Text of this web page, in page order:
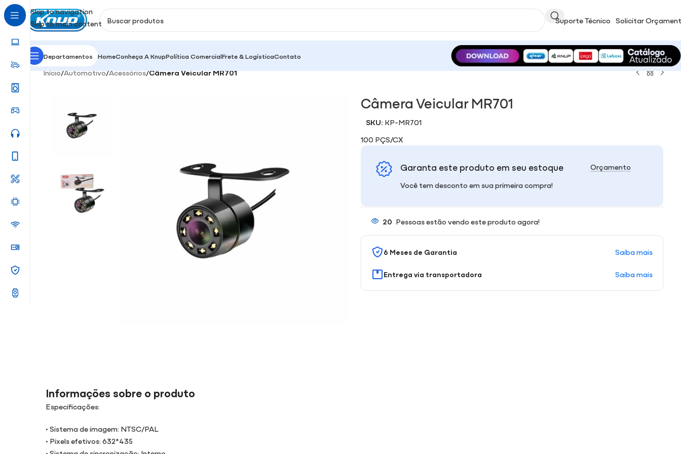
Skip to navigation
Skip to main content
Suporte Técnico Solicitar
Departamentos HomeConheça A KnupPolítica ComercialFrete & LogísticaContato
Início/Automotivo/Acessórios/Câmera Veicular MR701
Câmera Veicular MR701
SKU: KP-MR701
100 PÇS/CX
Garanta este produto em seu estoque
Você tem desconto em sua primeira compra!
Orçamento
20 Pessoas estão vendo este produto agora!
6 Meses de Garantia Saiba mais
Entrega via transportadora Saiba mais
Informações sobre o produto
Especificações:
• Sistema de imagem: NTSC/PAL
• Pixels efetivos: 632*435